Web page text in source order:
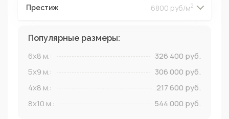
Престиж 6800 руб/м2
Популярные размеры:
6x8 м.: 326 400 руб.
5x9 м.: 306 000 руб.
4x8 м.: 217 600 руб.
8x10 м.: 544 000 руб.